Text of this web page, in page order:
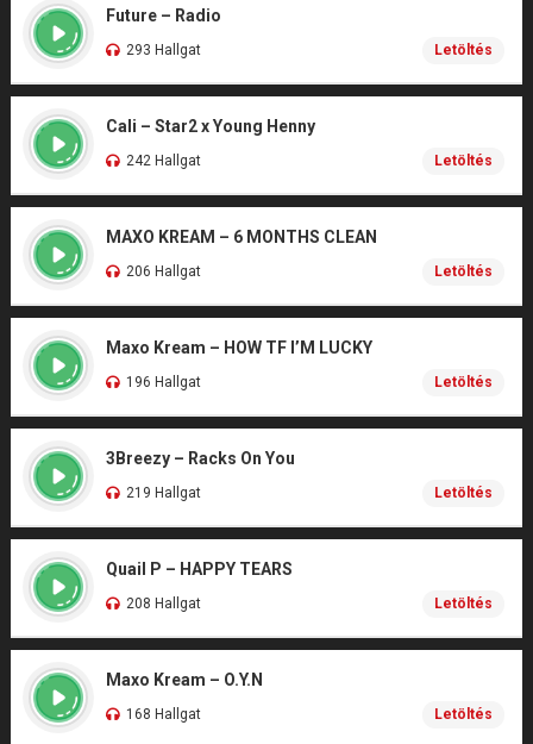
Future – Radio
293 Hallgat Letöltés
Cali – Star2 x Young Henny
242 Hallgat Letöltés
MAXO KREAM – 6 MONTHS CLEAN
206 Hallgat Letöltés
Maxo Kream – HOW TF I’M LUCKY
196 Hallgat Letöltés
3Breezy – Racks On You
219 Hallgat Letöltés
Quail P – HAPPY TEARS
208 Hallgat Letöltés
Maxo Kream – O.Y.N
168 Hallgat Letöltés